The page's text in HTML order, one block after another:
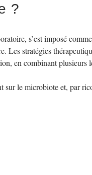
?
s’est imposé
stratégies
en combinant plusieurs
le microbiote et, par